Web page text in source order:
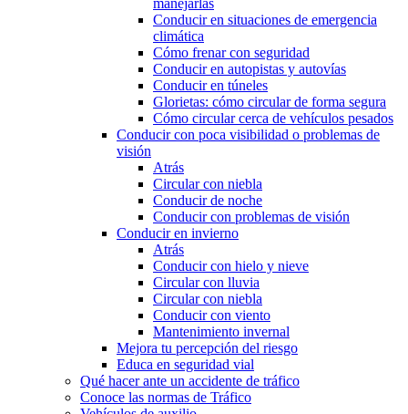
manejarlas
Conducir en situaciones de emergencia
climática
Cómo frenar con seguridad
Conducir en autopistas y autovías
Conducir en túneles
Glorietas: cómo circular de forma segura
Cómo circular cerca de vehículos pesados
Conducir con poca visibilidad o problemas de
visión
Atrás
Circular con niebla
Conducir de noche
Conducir con problemas de visión
Conducir en invierno
Atrás
Conducir con hielo y nieve
Circular con lluvia
Circular con niebla
Conducir con viento
Mantenimiento invernal
Mejora tu percepción del riesgo
Educa en seguridad vial
Qué hacer ante un accidente de tráfico
Conoce las normas de Tráfico